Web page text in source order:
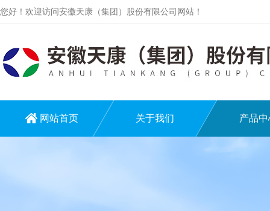
您好！欢迎访问安徽天康（集团）股份有限公司网站！
网站首页 关于我们 产品中